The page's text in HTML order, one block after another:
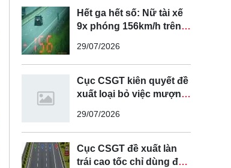
Hết ga hết số: Nữ tài xế
9x phóng 156km/h trên
29/07/2026
Cục CSGT kiên quyết đề
xuất loại bỏ việc mượn
để vượt xe
29/07/2026
Cục CSGT đề xuất làn
trái cao tốc chỉ dùng để